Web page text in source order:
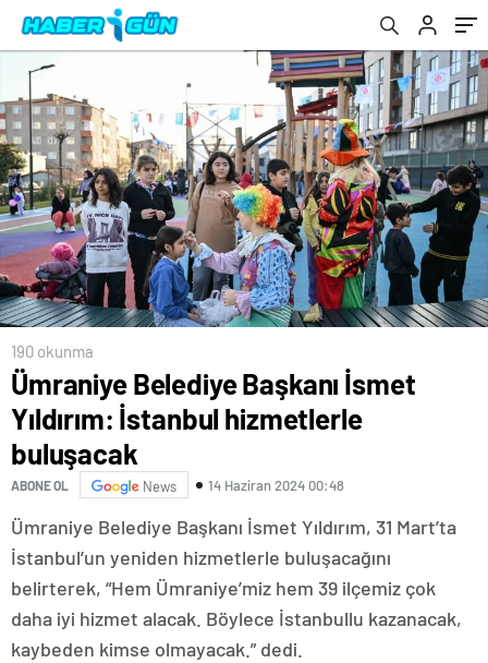
190 okunma
Ümraniye Belediye Başkanı İsmet
Yıldırım: İstanbul hizmetlerle
buluşacak
ABONE OL News 14 Haziran 2024 00:48
Ümraniye Belediye Başkanı İsmet Yıldırım, 31 Mart’ta
İstanbul’un yeniden hizmetlerle buluşacağını
belirterek, “Hem Ümraniye’miz hem 39 ilçemiz çok
daha iyi hizmet alacak. Böylece İstanbullu kazanacak,
kaybeden kimse olmayacak.” dedi.